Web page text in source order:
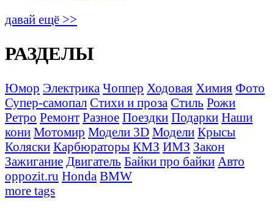
давай ещё >>
РАЗДЕЛЫ
Юмор Электрика Чоппер Ходовая Химия Фото
Супер-самопал Стихи и проза Стиль Рожи
Ретро Ремонт Разное Поездки Подарки Наши
кони Мотомир Модели 3D Модели Крысы
Коляски Карбюраторы КМЗ ИМЗ Закон
Зажигание Двигатель Байки про байки Авто
oppozit.ru Honda BMW
more tags